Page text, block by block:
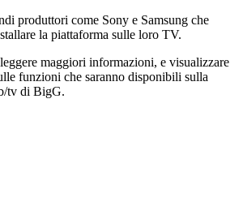
produttori come Sony e Samsung che
la piattaforma sulle loro TV.
maggiori informazioni, e visualizzare
funzioni che saranno disponibili sulla
tv di BigG.